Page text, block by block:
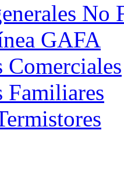
No
GAFA
Comerciales
Familiares